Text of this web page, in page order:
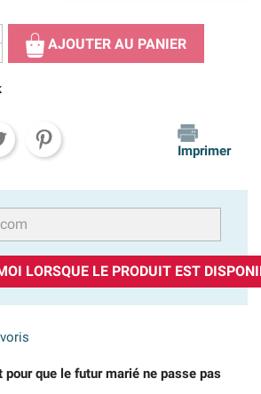
AJOUTER AU PANIER
Imprimer
LORSQUE LE PRODUIT EST
que le futur marié ne passe pas